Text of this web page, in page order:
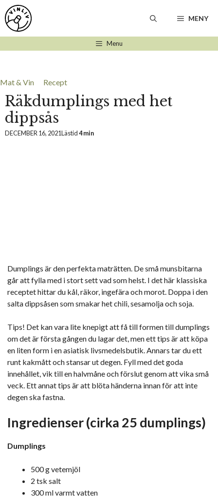
Hoppa
till
innehåll
MENY
Menu
Mat & Vin Recept
Räkdumplings med het
dippsås
DECEMBER 16, 2021Lästid4 min
Dumplings är den perfekta maträtten. De små munsbitarna
går att fylla med i stort sett vad som helst. I det här klassiska
receptet hittar du kål, räkor, ingefära och morot. Doppa i den
salta dippsåsen som smakar het chili, sesamolja och soja.
Tips! Det kan vara lite knepigt att få till formen till dumplings
om det är första gången du lagar det, men ett tips är att köpa
en liten form i en asiatisk livsmedelsbutik. Annars tar du ett
runt kakmått och stansar ut degen. Fyll med det goda
innehållet, vik till en halvmåne och förslut genom att vika små
veck. Ett annat tips är att blöta händerna innan för att inte
degen ska fastna.
Ingredienser (cirka 25 dumplings)
Dumplings
500 g vetemjöl
2 tsk salt
300 ml varmt vatten